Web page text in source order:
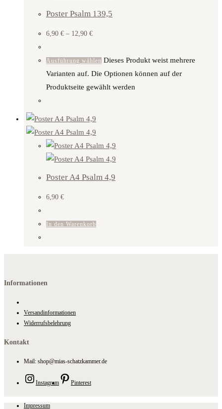
Poster Psalm 139,5
6,90 € – 12,90 €
Ausführung wählen Dieses Produkt weist mehrere
Varianten auf. Die Optionen können auf der
Produktseite gewählt werden
Poster A4 Psalm 4,9
6,90 €
In den Warenkorb
Informationen
Versandinformationen
Widerrufsbelehrung
Kontakt
Mail: shop@mias-schatzkammer.de
Instagram Pinterest
Impressum